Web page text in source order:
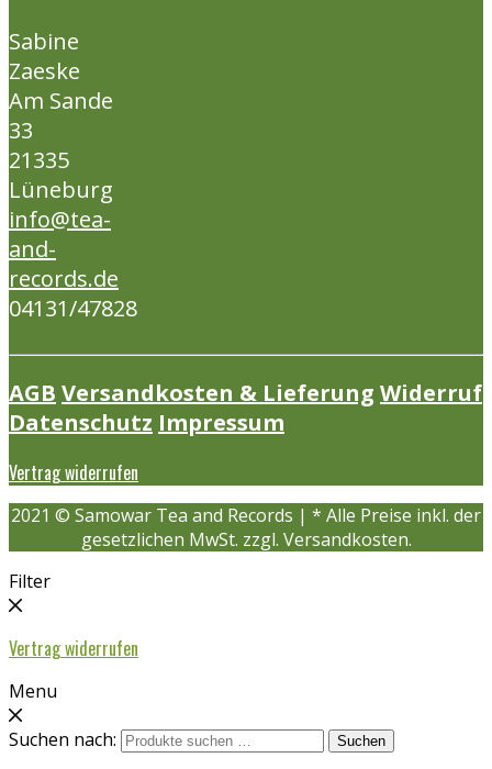
Sabine
Zaeske
Am Sande
33
21335
Lüneburg
info@tea-
and-
records.de
04131/47828
AGB Versandkosten & Lieferung Widerruf
Datenschutz Impressum
Vertrag widerrufen
2021 © Samowar Tea and Records | * Alle Preise inkl. der
gesetzlichen MwSt. zzgl. Versandkosten.
Filter
Vertrag widerrufen
Menu
Suchen nach:
Suchen